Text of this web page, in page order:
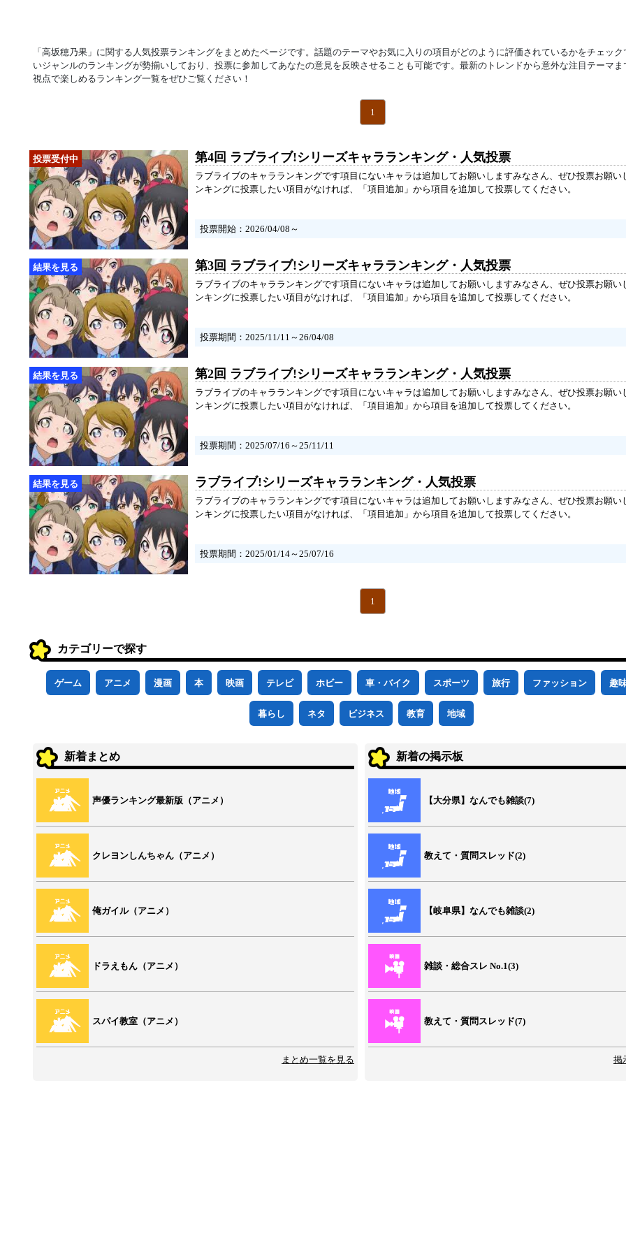
「高坂穂乃果」に関する人気投票ランキングをまとめたページです。話題のテーマやお気に入りの項目がどのように評価されているかをチェッ
いジャンルのランキングが勢揃いしており、投票に参加してあなたの意見を反映させることも可能です。最新のトレンドから意外な注目テーマ
視点で楽しめるランキング一覧をぜひご覧ください！
1
第4回 ラブライブ!シリーズキャラランキング・人気投票
ラブライブのキャラランキングです項目にないキャラは追加してお願いしますみなさん、ぜひ投票お願い
ンキングに投票したい項目がなければ、「項目追加」から項目を追加して投票してください。
投票開始：2026/04/08～
第3回 ラブライブ!シリーズキャラランキング・人気投票
ラブライブのキャラランキングです項目にないキャラは追加してお願いしますみなさん、ぜひ投票お願い
ンキングに投票したい項目がなければ、「項目追加」から項目を追加して投票してください。
投票期間：2025/11/11～26/04/08
第2回 ラブライブ!シリーズキャラランキング・人気投票
ラブライブのキャラランキングです項目にないキャラは追加してお願いしますみなさん、ぜひ投票お願い
ンキングに投票したい項目がなければ、「項目追加」から項目を追加して投票してください。
投票期間：2025/07/16～25/11/11
ラブライブ!シリーズキャラランキング・人気投票
ラブライブのキャラランキングです項目にないキャラは追加してお願いしますみなさん、ぜひ投票お願い
ンキングに投票したい項目がなければ、「項目追加」から項目を追加して投票してください。
投票期間：2025/01/14～25/07/16
1
カテゴリーで探す
ゲーム アニメ 漫画 本 映画 テレビ ホビー 車・バイク スポーツ 旅行 ファッション 趣
暮らし ネタ ビジネス 教育 地域
新着まとめ
声優ランキング最新版（アニメ）
クレヨンしんちゃん（アニメ）
俺ガイル（アニメ）
ドラえもん（アニメ）
スパイ教室（アニメ）
まとめ一覧を見る
新着の掲示板
【大分県】なんでも雑談(7)
教えて・質問スレッド(2)
【岐阜県】なんでも雑談(2)
雑談・総合スレ No.1(3)
教えて・質問スレッド(7)
掲